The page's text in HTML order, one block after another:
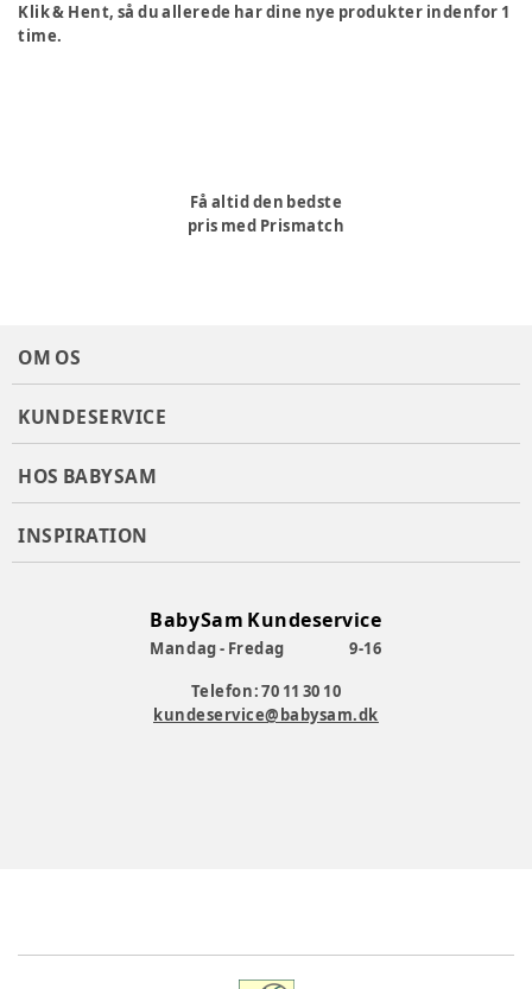
Klik & Hent, så du allerede har dine nye produkter indenfor 1
time.
Få altid den bedste
pris med Prismatch
OM OS
KUNDESERVICE
HOS BABYSAM
INSPIRATION
BabySam Kundeservice
Mandag - Fredag
9-16
Telefon: 70 11 30 10
kundeservice@babysam.dk